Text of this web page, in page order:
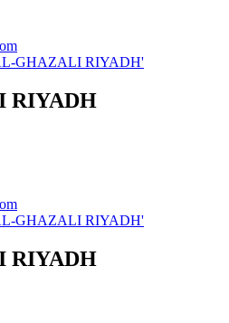
GHAZALI RIYADH'
RIYADH
GHAZALI RIYADH'
RIYADH